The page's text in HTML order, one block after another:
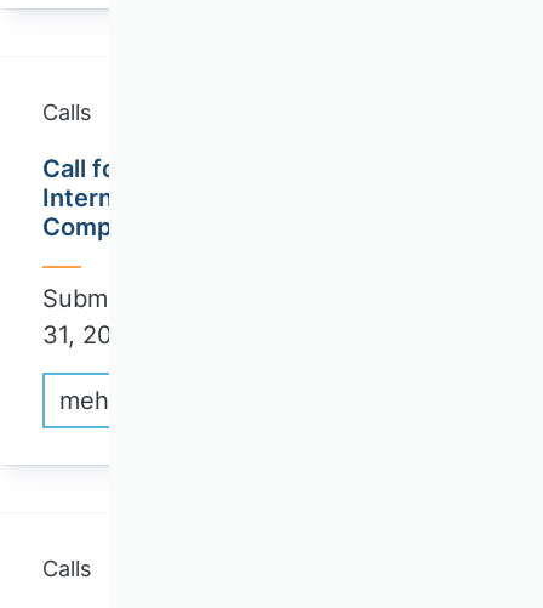
Calls
Call for Papers: ICCL 2026 - 17th
International Conference on
Computational Logistics
Submission deadline full papers: May
31, 2026
mehr erfahren
Calls